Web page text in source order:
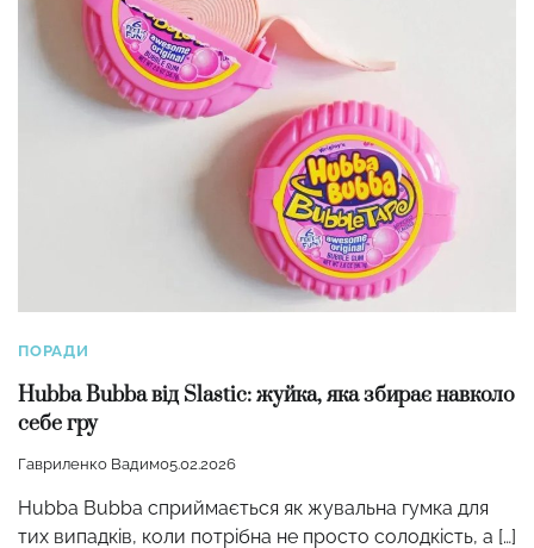
ПОРАДИ
Hubba Bubba від Slastic: жуйка, яка збирає навколо
себе гру
Гавриленко Вадим05.02.2026
Hubba Bubba сприймається як жувальна гумка для
тих випадків, коли потрібна не просто солодкість, а […]